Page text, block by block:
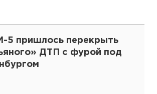
5 пришлось перекрыть
ДТП с фурой под